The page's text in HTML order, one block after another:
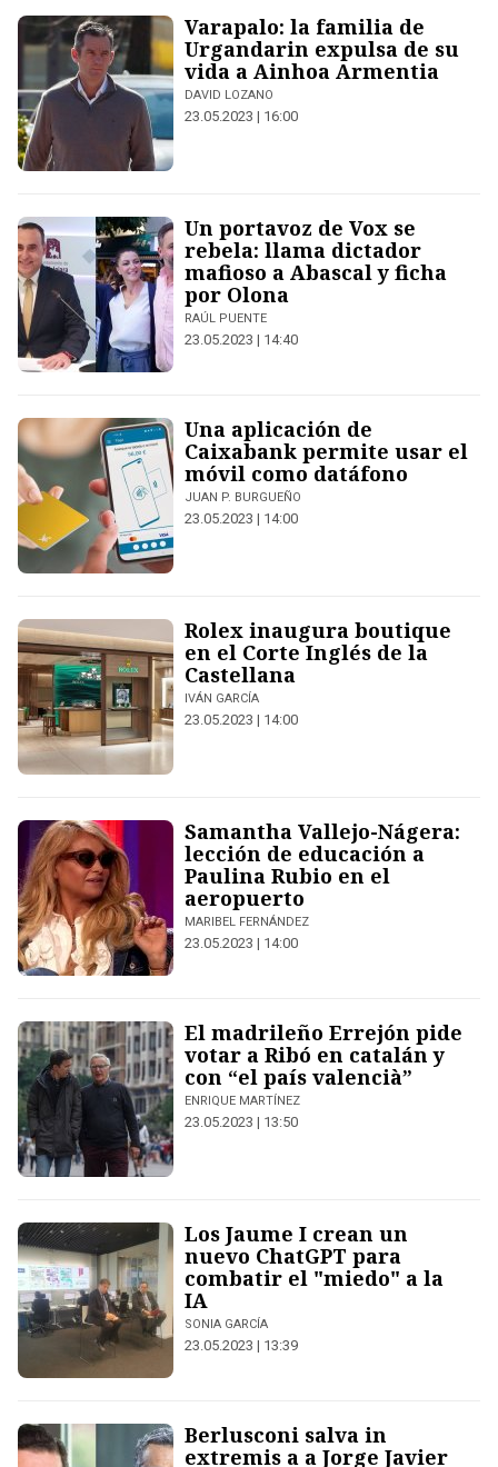
Varapalo: la familia de
Urgandarin expulsa de su
vida a Ainhoa Armentia
DAVID LOZANO
23.05.2023 | 16:00
Un portavoz de Vox se
rebela: llama dictador
mafioso a Abascal y ficha
por Olona
RAÚL PUENTE
23.05.2023 | 14:40
Una aplicación de
Caixabank permite usar el
móvil como datáfono
JUAN P. BURGUEÑO
23.05.2023 | 14:00
Rolex inaugura boutique
en el Corte Inglés de la
Castellana
IVÁN GARCÍA
23.05.2023 | 14:00
Samantha Vallejo-Nágera:
lección de educación a
Paulina Rubio en el
aeropuerto
MARIBEL FERNÁNDEZ
23.05.2023 | 14:00
El madrileño Errejón pide
votar a Ribó en catalán y
con “el país valencià”
ENRIQUE MARTÍNEZ
23.05.2023 | 13:50
Los Jaume I crean un
nuevo ChatGPT para
combatir el "miedo" a la
IA
SONIA GARCÍA
23.05.2023 | 13:39
Berlusconi salva in
extremis a a Jorge Javier